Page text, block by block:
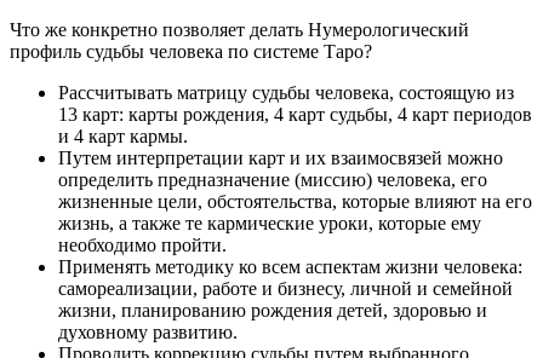
Что же конкретно позволяет делать Нумерологический
профиль судьбы человека по системе Таро?
Рассчитывать матрицу судьбы человека, состоящую из
13 карт: карты рождения, 4 карт судьбы, 4 карт периодов
и 4 карт кармы.
Путем интерпретации карт и их взаимосвязей можно
определить предназначение (миссию) человека, его
жизненные цели, обстоятельства, которые влияют на его
жизнь, а также те кармические уроки, которые ему
необходимо пройти.
Применять методику ко всем аспектам жизни человека:
самореализации, работе и бизнесу, личной и семейной
жизни, планированию рождения детей, здоровью и
духовному развитию.
Проводить коррекцию судьбы путем выбранного